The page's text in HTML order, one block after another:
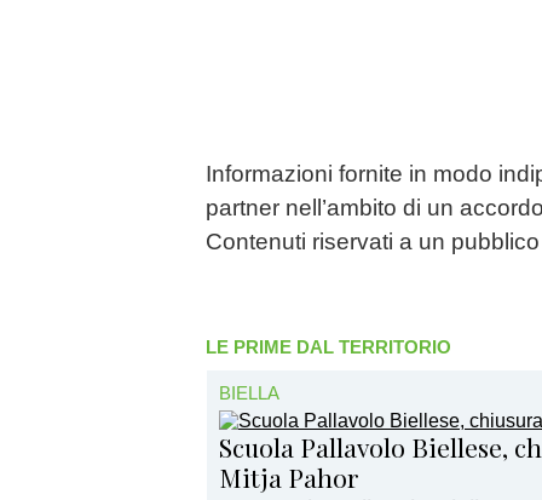
Informazioni fornite in modo
partner nell’ambito di un
Contenuti riservati a un
LE PRIME DAL TERRITORIO
BIELLA
Scuola Pallavolo Biellese,
Mitja Pahor